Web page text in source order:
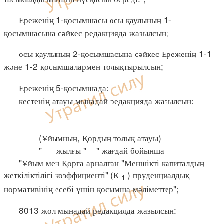
Ереженің 1-қосымшасы осы қаулының 1-
қосымшасына сәйкес редакцияда жазылсын;
осы қаулының 2-қосымшасына сәйкес Ереженің 1-1
және 1-2 қосымшалармен толықтырылсын;
Ереженің 5-қосымшада:
кестенің атауы мынадай редакцияда жазылсын:
(Ұйымның, Қордың толық атауы)
"___жылғы "__" жағдай бойынша
"Ұйым мен Қорға арналған "Меншікті капиталдың
жеткіліктілігі коэффициенті" (К 1 ) пруденциалдық
нормативінің есебі үшін қосымша мәліметтер";
8013 жол мынадай редакцияда жазылсын: